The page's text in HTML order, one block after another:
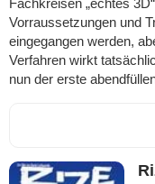
Fachkreisen „echtes
Vorraussetzungen und
eingegangen werden,
Verfahren wirkt
nun der erste